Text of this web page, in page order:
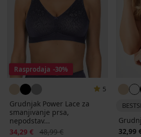
Rasprodaja -30%
5
Grudnjak Power Lace za
smanjivanje prsa,
nepodstav...
Popust
34,29 € Prvobitna cijena
48,99 €
32,99